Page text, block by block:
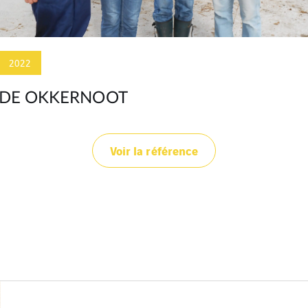
2022
MOZAÏEK
Voir la référence